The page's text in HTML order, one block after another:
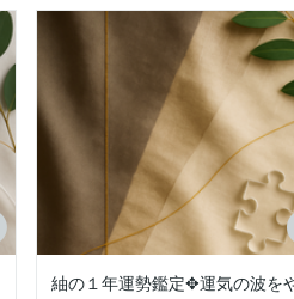
紬の１年運勢鑑定✥運気の波を